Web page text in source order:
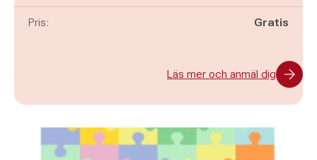
Pris: Gratis
Läs mer och anmäl dig